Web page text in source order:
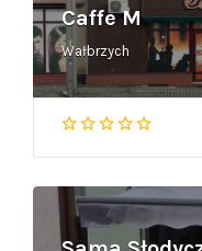
Caffe M
Wałbrzych